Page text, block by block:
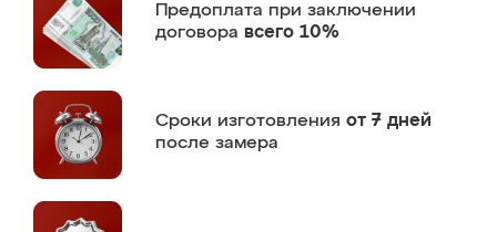
Предоплата при заключении
договора всего 10%
Сроки изготовления от 7 дней
после замера